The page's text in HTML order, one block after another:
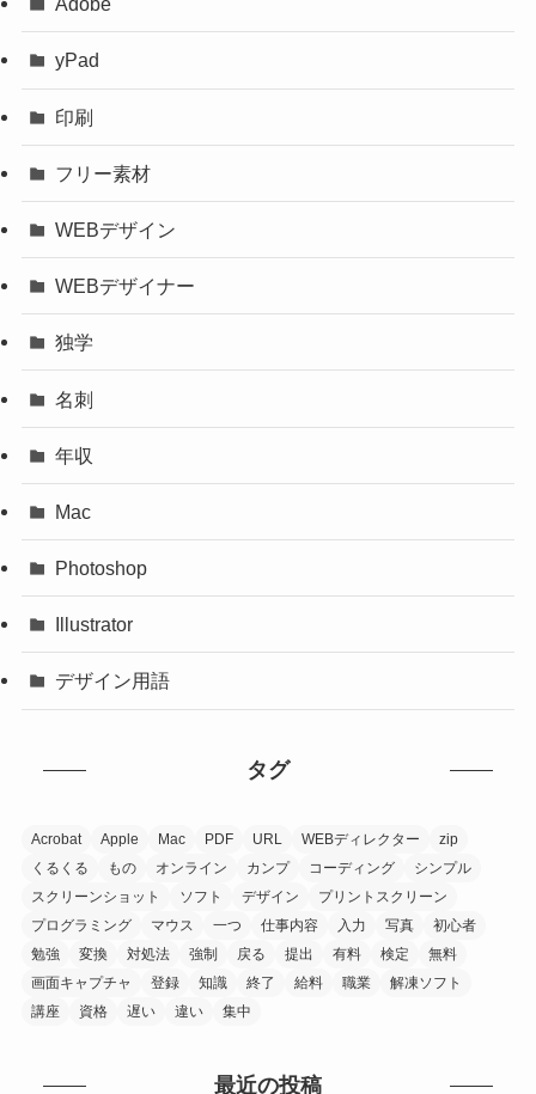
yPad
印刷
フリー素材
WEBデザイン
WEBデザイナー
独学
名刺
年収
Mac
Photoshop
Illustrator
デザイン用語
タグ
Acrobat Apple Mac PDF URL WEBディレクター
zip
くるくる
もの オンライン カンプ コーディング
シンプル
スクリーンショット
ソフト デザイン
プリントスクリーン
プログラミング
マウス 一つ 仕事内容 入力 写真
初心者
勉強
変換 対処法 強制 戻る 提出 有料 検定
無料
画面キャプチャ
登録 知識 終了 給料 職業
解凍ソフト
講座
資格 遅い 違い 集中
最近の投稿